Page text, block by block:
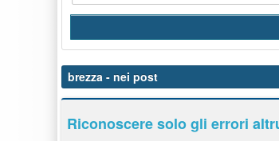
brezza - nei post
Riconoscere solo gli errori